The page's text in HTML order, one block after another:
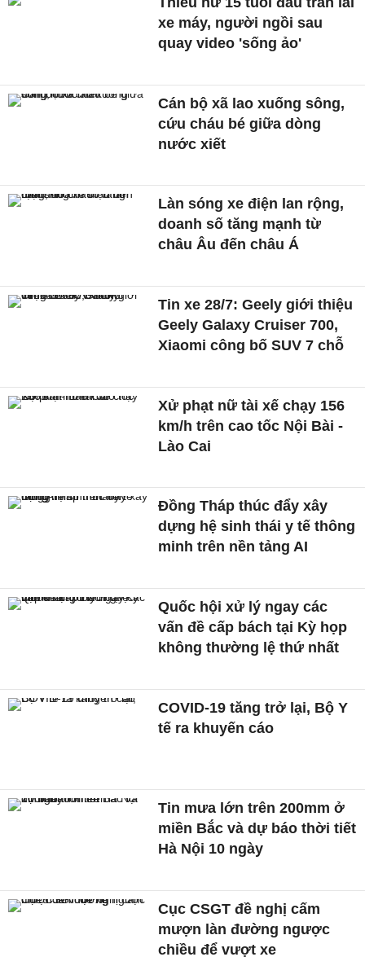
xe máy, người ngồi sau
quay video 'sống ảo'
Cán bộ xã lao xuống sông,
cứu cháu bé giữa dòng
nước xiết
Làn sóng xe điện lan rộng,
doanh số tăng mạnh từ
châu Âu đến châu Á
Tin xe 28/7: Geely giới thiệu
Geely Galaxy Cruiser 700,
Xiaomi công bố SUV 7 chỗ
Xử phạt nữ tài xế chạy 156
km/h trên cao tốc Nội Bài -
Lào Cai
Đồng Tháp thúc đẩy xây
dựng hệ sinh thái y tế thông
minh trên nền tảng AI
Quốc hội xử lý ngay các
vấn đề cấp bách tại Kỳ họp
không thường lệ thứ nhất
COVID-19 tăng trở lại, Bộ Y
tế ra khuyến cáo
Tin mưa lớn trên 200mm ở
miền Bắc và dự báo thời tiết
Hà Nội 10 ngày
Cục CSGT đề nghị cấm
mượn làn đường ngược
chiều để vượt xe